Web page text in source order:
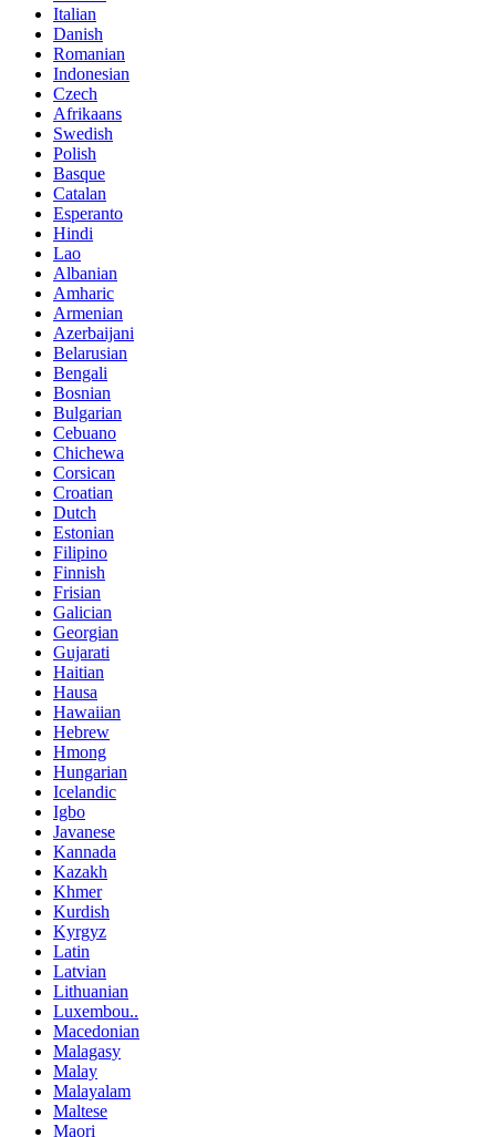
Italian
Danish
Romanian
Indonesian
Czech
Afrikaans
Swedish
Polish
Basque
Catalan
Esperanto
Hindi
Lao
Albanian
Amharic
Armenian
Azerbaijani
Belarusian
Bengali
Bosnian
Bulgarian
Cebuano
Chichewa
Corsican
Croatian
Dutch
Estonian
Filipino
Finnish
Frisian
Galician
Georgian
Gujarati
Haitian
Hausa
Hawaiian
Hebrew
Hmong
Hungarian
Icelandic
Igbo
Javanese
Kannada
Kazakh
Khmer
Kurdish
Kyrgyz
Latin
Latvian
Lithuanian
Luxembou..
Macedonian
Malagasy
Malay
Malayalam
Maltese
Maori